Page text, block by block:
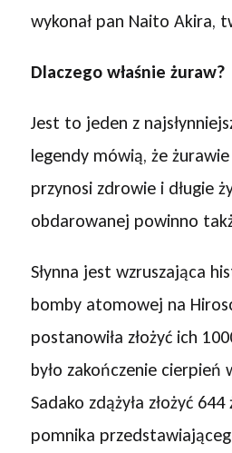
wykonał pan Naito Akira,
Dlaczego właśnie żuraw?
Jest to jeden z
legendy mówią, że
przynosi zdrowie i długie
obdarowanej powinno
Słynna jest wzruszająca
bomby atomowej na
postanowiła złożyć ich
było zakończenie
Sadako zdążyła złożyć
pomnika